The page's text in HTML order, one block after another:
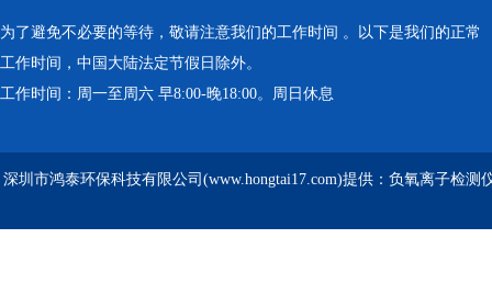
为了避免不必要的等待，敬请注意我们的工作时间 。以下是我们的正常
工作时间，中国大陆法定节假日除外。
工作时间：周一至周六 早8:00-晚18:00。周日休息
深圳市鸿泰环保科技有限公司(www.hongtai17.com)提供：负氧离子检